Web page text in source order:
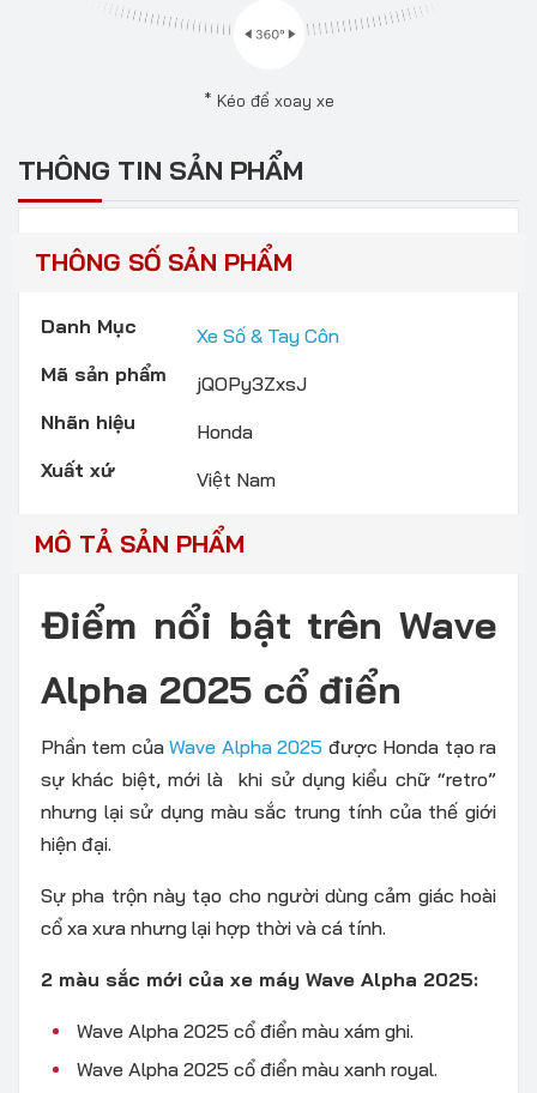
* Kéo để xoay xe
THÔNG TIN SẢN PHẨM
THÔNG SỐ SẢN PHẨM
Danh Mục
Xe Số & Tay Côn
Mã sản phẩm
jQOPy3ZxsJ
Nhãn hiệu
Honda
Xuất xứ
Việt Nam
MÔ TẢ SẢN PHẨM
Điểm nổi bật trên Wave
Alpha 2025 cổ điển
Phần tem củaWave Alpha 2025 được Honda tạo ra
sự khác biệt, mới là khi sử dụng kiểu chữ “retro”
nhưng lại sử dụng màu sắc trung tính của thế giới
hiện đại.
Sự pha trộn này tạo cho người dùng cảm giác hoài
cổ xa xưa nhưng lại hợp thời và cá tính.
2 màu sắc mới của xe máy Wave Alpha 2025:
Wave Alpha 2025 cổ điển màu xám ghi.
Wave Alpha 2025 cổ điển màu xanh royal.